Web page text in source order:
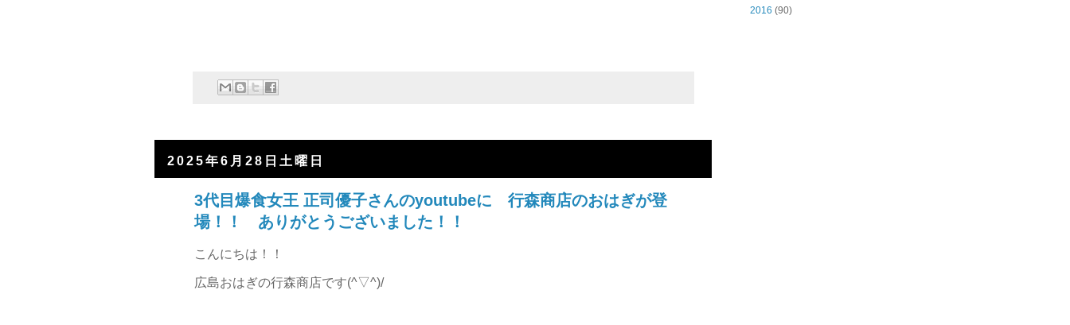
2025年6月28日土曜日
3代目爆食女王 正司優子さんのyoutubeに 行森商店のおはぎが登
場！！ ありがとうございました！！
こんにちは！！
広島おはぎの行森商店です(^▽^)/
2016 (90)